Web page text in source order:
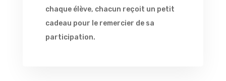
chaque élève, chacun reçoit un petit
cadeau pour le remercier de sa
participation.